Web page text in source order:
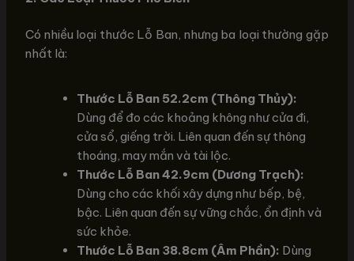
Có nhiều loại thước Lỗ Ban, nhưng ba loại thường gặp
nhất là:
Thước Lỗ Ban 52.2cm (Thông Thủy):
Dùng để đo các khoảng không như cửa đi,
cửa sổ, giếng trời. Liên quan đến sự thông
thoáng, may mắn và tài lộc.
Thước Lỗ Ban 42.9cm (Dương Trạch):
Dùng cho các khối xây dựng như bếp, bệ,
bậc. Liên quan đến sự vững chắc, ổn định và
sức khỏe.
Thước Lỗ Ban 38.8cm (Âm Phần): Dùng